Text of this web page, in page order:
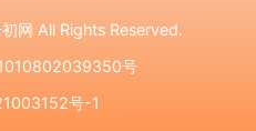
网 All Rights Reserved.
号
号-1